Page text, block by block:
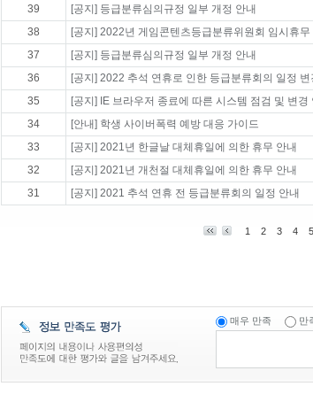
39
[공지] 등급분류심의규정 일부 개정 안내
38
[공지] 2022년 게임콘텐츠등급분류위원회 임시휴무
37
[공지] 등급분류심의규정 일부 개정 안내
36
[공지] 2022 추석 연휴로 인한 등급분류회의 일정 변
35
[공지] IE 브라우저 종료에 따른 시스템 점검 및 변경
34
[안내] 학생 사이버폭력 예방 대응 가이드
33
[공지] 2021년 한글날 대체휴일에 의한 휴무 안내
32
[공지] 2021년 개천절 대체휴일에 의한 휴무 안내
31
[공지] 2021 추석 연휴 전 등급분류회의 일정 안내
1 2 3 4 5
매우 만족 만